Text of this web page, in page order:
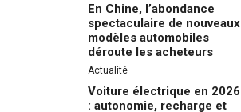
En Chine, l’abondance
spectaculaire de nouveaux
modèles automobiles
déroute les acheteurs
Actualité
Voiture électrique en 2026
: autonomie, recharge et